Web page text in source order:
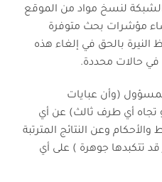
الشبكة لنسخ مواد من الموقع
مؤشرات بحث متوفرة
النيرة بالحق في إلغاء هذه
في حالات محددة.
(وأن عبايات
تجاه أي طرف ثالث) عن أي
وعن النتائج المترتبة
تتكبدها جوهرة ) على أي